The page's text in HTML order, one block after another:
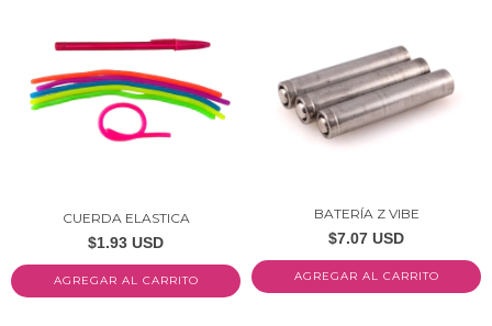
CUERDA ELASTICA
$1.93 USD
BATERÍA Z VIBE
$7.07 USD